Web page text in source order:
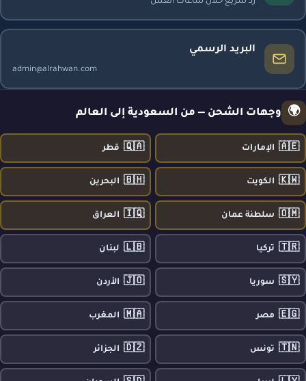
البريد الرسمي
admin@alrahwan.com
🌍 وجهات الشحن — من السعودية إلى العالم
🇦🇪 الإمارات 🇶🇦 قطر
🇰🇼 الكويت 🇧🇭 البحرين
🇴🇲 سلطنة عمان 🇮🇶 العراق
🇹🇷 تركيا 🇱🇧 لبنان
🇸🇾 سوريا 🇯🇴 الأردن
🇪🇬 مصر 🇲🇦 المغرب
🇹🇳 تونس 🇩🇿 الجزائر